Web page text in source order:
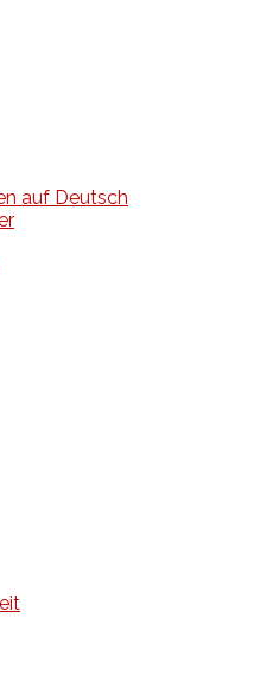
auf Deutsch